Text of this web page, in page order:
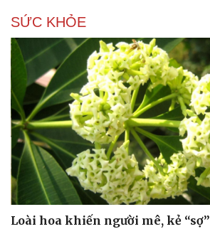
SỨC KHỎE
Loài hoa khiến người mê, kẻ